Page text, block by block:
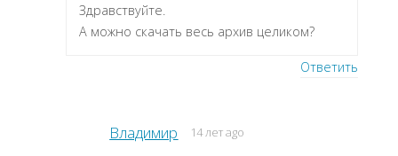
Здравствуйте.
А можно скачать весь архив целиком?
Ответить
Владимир 14 лет ago